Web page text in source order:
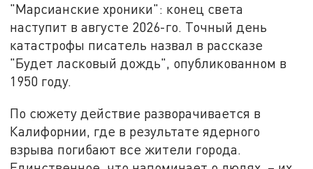
"Марсианские хроники": конец света
наступит в августе 2026-го. Точный день
катастрофы писатель назвал в рассказе
"Будет ласковый дождь", опубликованном в
1950 году.
По сюжету действие разворачивается в
Калифорнии, где в результате ядерного
взрыва погибают все жители города.